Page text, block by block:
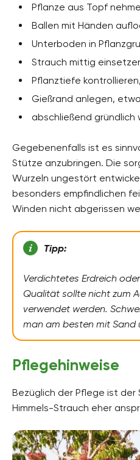
Pflanze aus Topf
Ballen mit Händen
Unterboden in
Strauch mittig
Pflanztiefe
Gießrand anlegen,
abschließend gründlich
Gegebenenfalls ist es
Stütze anzubringen. Die
Wurzeln ungestört
besonders empfindlichen
Winden nicht abgerissen
Tipp:
Verdichtetes Erdreich
Qualität sollte nicht zum
verwendet werden.
man am besten mit Sand
Pflegehinweise
Bezüglich der Pflege ist
Himmels-Strauch eher